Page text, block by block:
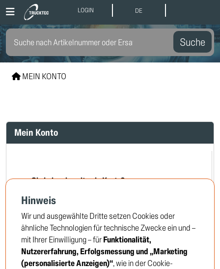
LOGIN DE
Suche
MEIN KONTO
Mein Konto
Sie haben bereits ein Konto?
Einloggen
Haben Sie Ihr Passwort
Hinweis
Wir und ausgewählte Dritte setzen Cookies oder
ähnliche Technologien für technische Zwecke ein und –
mit Ihrer Einwilligung – fürFunktionalität,
Nutzererfahrung, Erfolgsmessung und „Marketing
(personalisierte Anzeigen)“, wie in der Cookie-